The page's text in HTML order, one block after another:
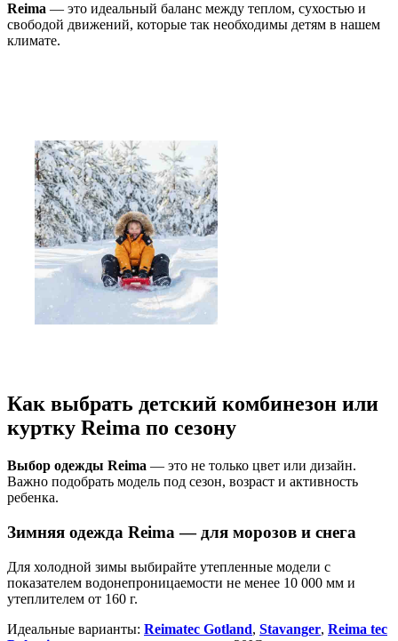
Reima — это идеальный баланс между теплом, сухостью и
свободой движений, которые так необходимы детям в нашем
климате.
Как выбрать детский комбинезон или
куртку Reima по сезону
Выбор одежды Reima — это не только цвет или дизайн.
Важно подобрать модель под сезон, возраст и активность
ребенка.
Зимняя одежда Reima — для морозов и снега
Для холодной зимы выбирайте утепленные модели с
показателем водонепроницаемости не менее 10 000 мм и
утеплителем от 160 г.
Идеальные варианты: Reimatec Gotland, Stavanger, Reima tec